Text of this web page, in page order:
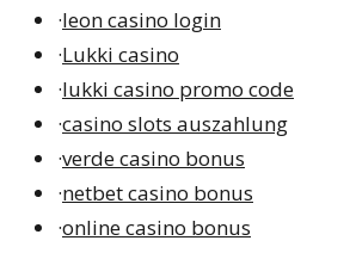
·leon casino login
·Lukki casino
·lukki casino promo code
·casino slots auszahlung
·verde casino bonus
·netbet casino bonus
·online casino bonus